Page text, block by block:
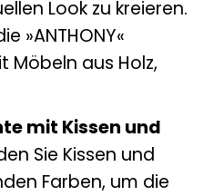
Look zu kreieren.
»ANTHONY«
Möbeln aus Holz,
mit Kissen und
Sie Kissen und
Farben, um die